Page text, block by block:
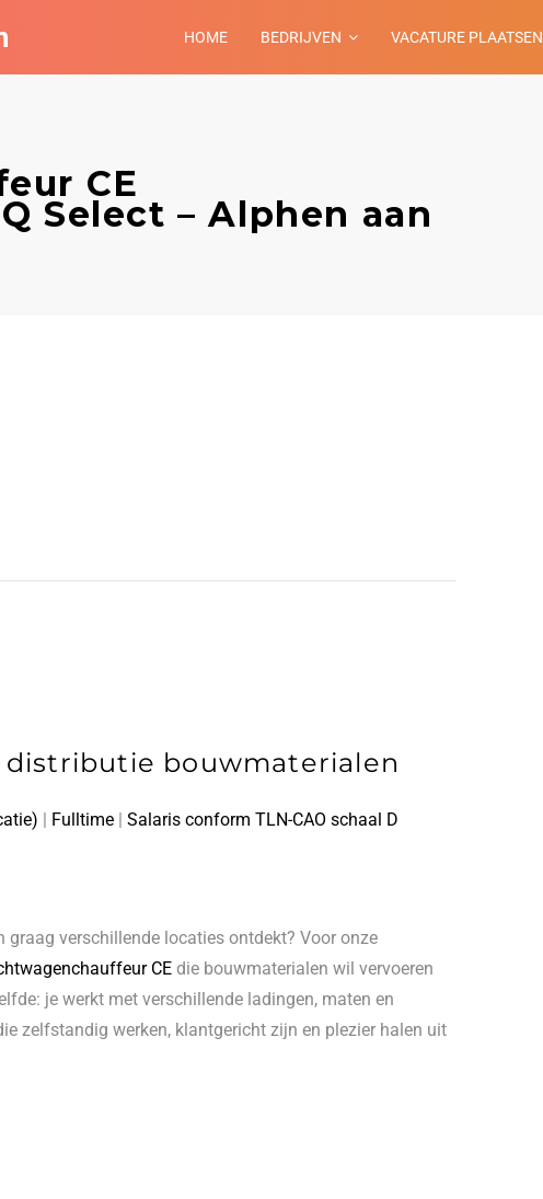
HOME BEDRIJVEN VACATURE PLAATSEN
CE
Select – Alphen aan
bouwmaterialen
| Fulltime | Salaris conform TLN-CAO schaal D
verschillende locaties ontdekt? Voor onze
CE die bouwmaterialen wil vervoeren
je werkt met verschillende ladingen, maten en
zelfstandig werken, klantgericht zijn en plezier halen uit